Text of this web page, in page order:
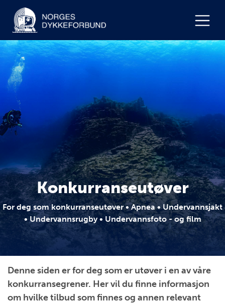
Konkurranseutøver
For deg som konkurranseutøver • Apnea • Undervannsjakt
• Undervannsrugby • Undervannsfoto - og film
Denne siden er for deg som er utøver i en av våre
konkurransegrener. Her vil du finne informasjon
om hvilke tilbud som finnes og annen relevant